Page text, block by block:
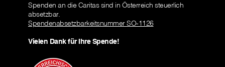
Spenden an die Caritas sind in Österreich steuerlich
absetzbar.
Spendenabsetzbarkeitsnummer SO-1126
Vielen Dank für Ihre Spende!